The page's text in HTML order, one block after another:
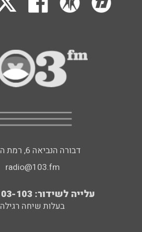
דבורה הנביאה 6, רמת השרון
radio@103.fm
עלייה לשידור: 0552-103-103
בעלות שיחה רגילה